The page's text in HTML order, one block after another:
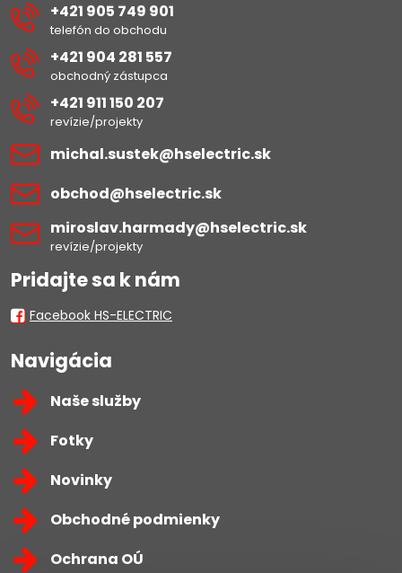
+421 905 749 901
telefón do obchodu
+421 904 281 557
obchodný zástupca
+421 911 150 207
revízie/projekty
michal​.sustek​@hselectric​.sk
obchod​@hselectric​.sk
miroslav​.harmady​@hselectric​.sk
revízie/projekty
Pridajte sa k nám
Facebook HS-ELECTRIC
Navigácia
Naše služby
Fotky
Novinky
Obchodné podmienky
Ochrana OÚ